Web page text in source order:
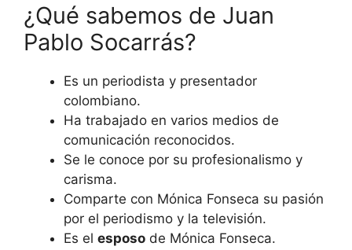
¿Qué sabemos de Juan
Pablo Socarrás?
Es un periodista y presentador
colombiano.
Ha trabajado en varios medios de
comunicación reconocidos.
Se le conoce por su profesionalismo y
carisma.
Comparte con Mónica Fonseca su pasión
por el periodismo y la televisión.
Es el esposo de Mónica Fonseca.